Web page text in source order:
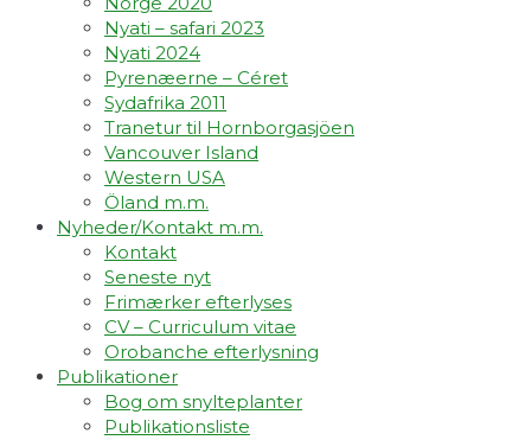
Nyati – safari 2023
Nyati 2024
Pyrenæerne – Céret
Sydafrika 2011
Tranetur til Hornborgasjöen
Vancouver Island
Western USA
Öland m.m.
Nyheder/Kontakt m.m.
Kontakt
Seneste nyt
Frimærker efterlyses
CV – Curriculum vitae
Orobanche efterlysning
Publikationer
Bog om snylteplanter
Publikationsliste